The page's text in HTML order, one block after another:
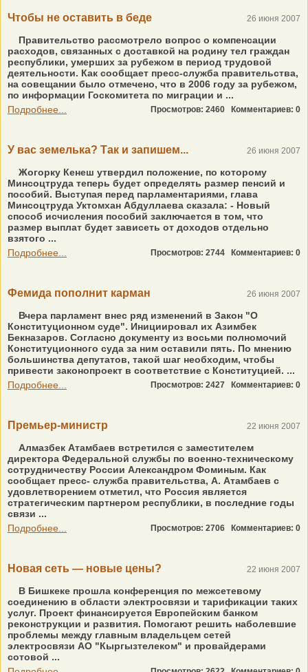
Чтобы не оставить в беде 26 июня 2007
Правительство рассмотрело вопрос о компенсации
расходов, связанных с доставкой на родину тел граждан
республики, умерших за рубежом в период трудовой
деятельности. Как сообщает пресс-служба правительства,
на совещании было отмечено, что в 2006 году за рубежом,
по информации Госкомитета по миграции и ...
Подробнее...
Просмотров: 2460 Комментариев: 0
У вас земелька? Так и запишем... 26 июня 2007
Жогорку Кенеш утвердил положение, по которому
Минсоцтруда теперь будет определять размер пенсий и
пособий. Выступая перед парламентариями, глава
Минсоцтруда Уктомхан Абдуллаева сказала: - Новый
способ исчисления пособий заключается в том, что
размер выплат будет зависеть от доходов отдельно
взятого ...
Подробнее...
Просмотров: 2744 Комментариев: 0
Фемида пополнит карман 26 июня 2007
Вчера парламент внес ряд изменений в Закон "О
Конституционном суде". Инициировал их Азимбек
Бекназаров. Согласно документу из восьми полномочий
Конституционного суда за ним оставили пять. По мнению
большинства депутатов, такой шаг необходим, чтобы
привести законопроект в соответствие с Конституцией. ...
Подробнее...
Просмотров: 2427 Комментариев: 0
Премьер-министр 22 июня 2007
Алмазбек Атамбаев встретился с заместителем
директора Федеральной службы по военно-техническому
сотрудничеству России Александром Фоминым. Как
сообщает пресс- служба правительства, А. Атамбаев с
удовлетворением отметил, что Россия является
стратегическим партнером республики, в последние годы
связи ...
Подробнее...
Просмотров: 2706 Комментариев: 0
Новая сеть — новые цены? 22 июня 2007
В Бишкеке прошла конференция по межсетевому
соединению в области электросвязи и тарификации таких
услуг. Проект финансируется Европейским банком
реконструкции и развития. Помогают решить наболевшие
проблемы между главным владельцем сетей
электросвязи АО "Кыргызтелеком" и провайдерами
сотовой ...